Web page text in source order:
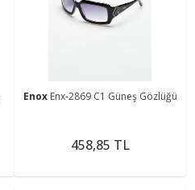
Enox Enx-2869 C1 Güneş Gözlüğü
458,85 TL